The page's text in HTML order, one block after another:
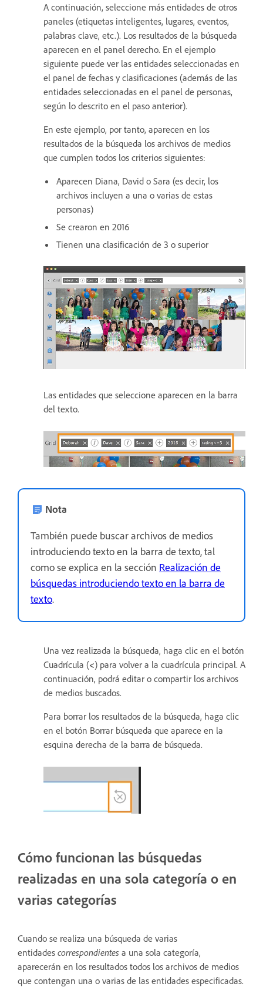
A continuación, seleccione más entidades de otros
paneles (etiquetas inteligentes, lugares, eventos,
palabras clave, etc.). Los resultados de la búsqueda
aparecen en el panel derecho. En el ejemplo
siguiente puede ver las entidades seleccionadas en
el panel de fechas y clasificaciones (además de las
entidades seleccionadas en el panel de personas,
según lo descrito en el paso anterior).
En este ejemplo, por tanto, aparecen en los
resultados de la búsqueda los archivos de medios
que cumplen todos los criterios siguientes:
Aparecen Diana, David o Sara (es decir, los
archivos incluyen a una o varias de estas
personas)
Se crearon en 2016
Tienen una clasificación de 3 o superior
Las entidades que seleccione aparecen en la barra
del texto.
Nota
También puede buscar archivos de medios
introduciendo texto en la barra de texto, tal
como se explica en la sección Realización de
búsquedas introduciendo texto en la barra de
texto.
Una vez realizada la búsqueda, haga clic en el botón
Cuadrícula (<) para volver a la cuadrícula principal. A
continuación, podrá editar o compartir los archivos
de medios buscados.
Para borrar los resultados de la búsqueda, haga clic
en el botón Borrar búsqueda que aparece en la
esquina derecha de la barra de búsqueda.
Cómo funcionan las búsquedas
realizadas en una sola categoría o en
varias categorías
Cuando se realiza una búsqueda de varias
entidades correspondientes a una sola categoría,
aparecerán en los resultados todos los archivos de medios
que contengan una o varias de las entidades especificadas.